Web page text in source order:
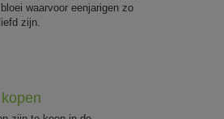
waarvoor eenjarigen zo
zijn.